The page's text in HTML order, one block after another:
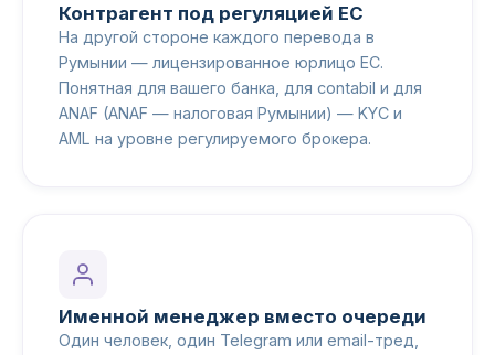
Контрагент под регуляцией ЕС
На другой стороне каждого перевода в
Румынии — лицензированное юрлицо ЕС.
Понятная для вашего банка, для contabil и для
ANAF (ANAF — налоговая Румынии) — KYC и
AML на уровне регулируемого брокера.
Именной менеджер вместо очереди
Один человек, один Telegram или email-тред,